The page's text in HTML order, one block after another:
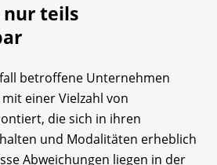
nur teils
betroffene Unternehmen
einer Vielzahl von
die sich in ihren
und Modalitäten erheblich
Abweichungen liegen in der